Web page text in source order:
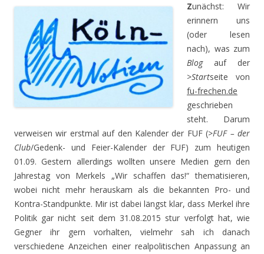
Zunächst: Wir
erinnern uns
(oder lesen
nach), was zum
Blogauf der
>Startseite von
fu-frechen.de
geschrieben
steht. Darum
verweisen wir erstmal auf den Kalender der FUF (>FUF – der
Club/Gedenk- und Feier-Kalender der FUF) zum heutigen
01.09. Gestern allerdings wollten unsere Medien gern den
Jahrestag von Merkels „Wir schaffen das!“ thematisieren,
wobei nicht mehr herauskam als die bekannten Pro- und
Kontra-Standpunkte. Mir ist dabei längst klar, dass Merkel ihre
Politik gar nicht seit dem 31.08.2015 stur verfolgt hat, wie
Gegner ihr gern vorhalten, vielmehr sah ich danach
verschiedene Anzeichen einer realpolitischen Anpassung an